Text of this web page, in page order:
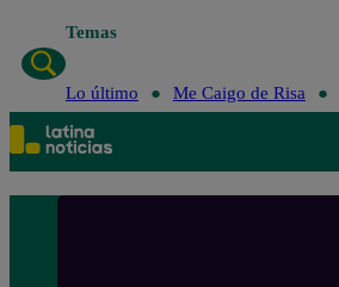
Temas
Lo último Me Caigo de Risa